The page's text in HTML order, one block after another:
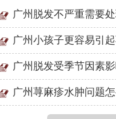
广州脱发不严重需要
广州小孩子更容易引
广州脱发受季节因素
广州荨麻疹水肿问题